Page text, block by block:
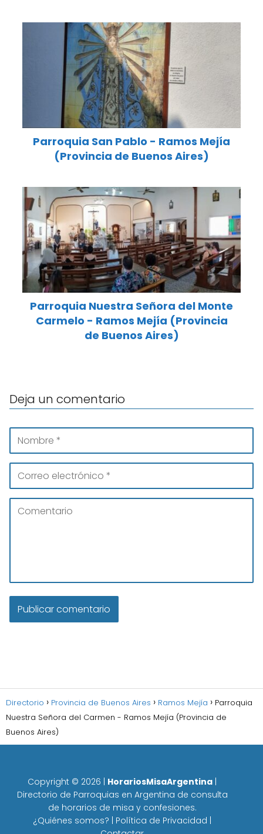
Parroquia San Pablo - Ramos Mejía
(Provincia de Buenos Aires)
Parroquia Nuestra Señora del Monte
Carmelo - Ramos Mejía (Provincia
de Buenos Aires)
Deja un comentario
Directorio Provincia de Buenos Aires Ramos Mejía
Parroquia
Nuestra Señora del Carmen - Ramos Mejía (Provincia de
Buenos Aires)
Copyright © 2026 HorariosMisaArgentina
Directorio de Parroquias en Argentina de consulta
de horarios de misa y confesiones.
¿Quiénes somos?
Política de Privacidad